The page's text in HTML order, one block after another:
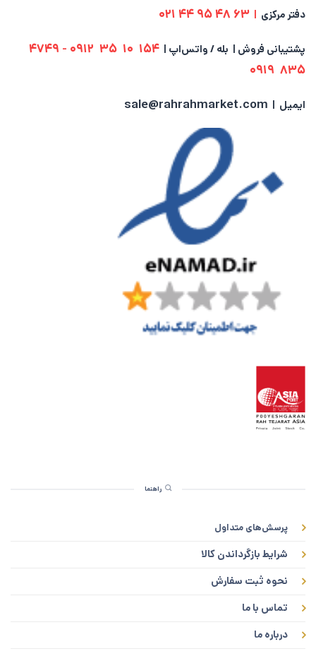
دفتر مرکزی |
63 48 95 44 021
پشتیبانی فروش | بله / واتس‌اپ | 154 10 35
835 0919
ایمیل | sale@rahrahmarket.com
راهنما
پرسش‌های متداول
شرایط بازگرداندن کالا
نحوه ثبت سفارش
تماس با ما
درباره ما